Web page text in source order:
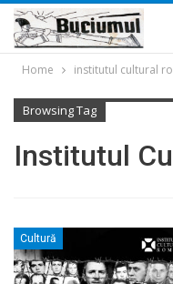
Home institutul cultural
Browsing Tag
Institutul
Cultură